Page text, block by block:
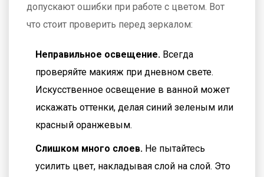
допускают ошибки при работе с цветом. Вот
что стоит проверить перед зеркалом:
Неправильное освещение. Всегда
проверяйте макияж при дневном свете.
Искусственное освещение в ванной может
искажать оттенки, делая синий зеленым или
красный оранжевым.
Слишком много слоев. Не пытайтесь
усилить цвет, накладывая слой на слой. Это